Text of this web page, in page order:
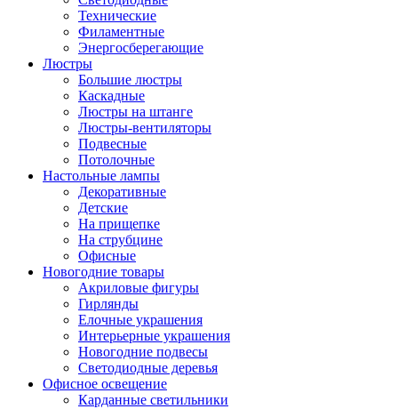
Технические
Филаментные
Энергосберегающие
Люстры
Большие люстры
Каскадные
Люстры на штанге
Люстры-вентиляторы
Подвесные
Потолочные
Настольные лампы
Декоративные
Детские
На прищепке
На струбцине
Офисные
Новогодние товары
Акриловые фигуры
Гирлянды
Елочные украшения
Интерьерные украшения
Новогодние подвесы
Светодиодные деревья
Офисное освещение
Карданные светильники